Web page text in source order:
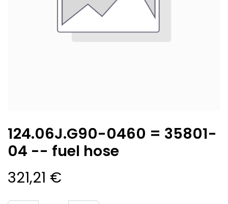
124.06J.G90-0460 = 35801-
04 -- fuel hose
321,21 €